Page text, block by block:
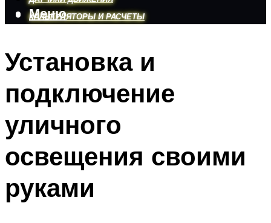
КАЛЬКУЛЯТОРЫ И РАСЧЕТЫ
Меню
Меню
Установка и
подключение
уличного
освещения своими
руками